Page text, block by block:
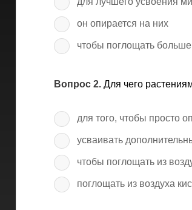
он опирается на них
чтобы поглощать
Вопрос 2.Для чего
для того, чтобы просто
усваивать
чтобы поглощать из
поглощать из воздуха